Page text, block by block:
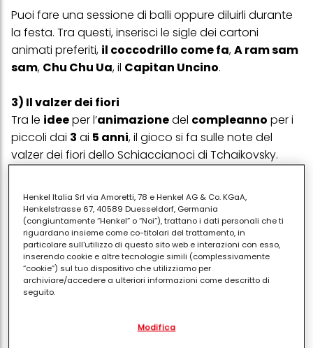
PUBBLICITA'
Puoi fare una sessione di balli oppure diluirli durante
la festa. Tra questi, inserisci le sigle dei cartoni
animati preferiti, il coccodrillo come fa,A ram sam
sam, Chu Chu Ua, il Capitan Uncino.
3) Il valzer dei fiori
Tra le ideeper l’animazionedel compleanno per i
piccoli dai 3 ai 5 anni, il gioco si fa sulle note del
valzer dei fiori dello Schiaccianoci di Tchaikovsky.
falli sdraiare in cerchio.
Henkel Italia Srl via Amoretti, 78 e Henkel AG & Co. KGaA,
Henkelstrasse 67, 40589 Duesseldorf, Germania
(congiuntamente “Henkel” o “Noi”), trattano i dati personali che ti
riguardano insieme come co-titolari del trattamento, in
particolare sull'utilizzo di questo sito web e interazioni con esso,
inserendo cookie e altre tecnologie simili (complessivamente
“cookie”) sul tuo dispositivo che utilizziamo per
archiviare/accedere a ulteriori informazioni come descritto di
seguito.
separati o co-titolari come indicato nella nostra Informativa sulla
Modifica